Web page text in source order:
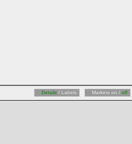
Details / Labels Markers on / off